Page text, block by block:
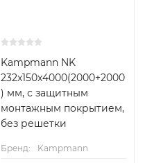
Kampmann NK
232x150x4000(2000+2000
) мм, с защитным
монтажным покрытием,
без решетки
Бренд:
Kampmann